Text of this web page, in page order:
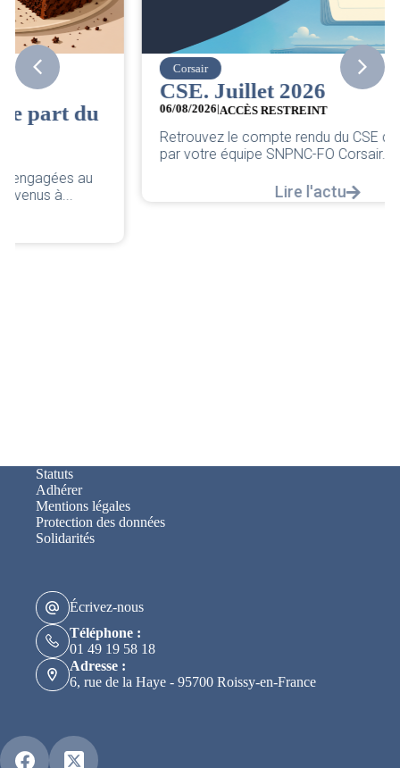
Corsair
CSE. Juillet 2026
06/08/2026 ACCÈS RESTREINT
Retrouvez le compte rendu du CSE de juillet 2026
par votre équipe SNPNC-FO Corsair. ...
Statuts
Adhérer
Mentions légales
Protection des données
Solidarités
Écrivez-nous
Téléphone :
01 49 19 58 18
Adresse :
6, rue de la Haye - 95700 Roissy-en-France